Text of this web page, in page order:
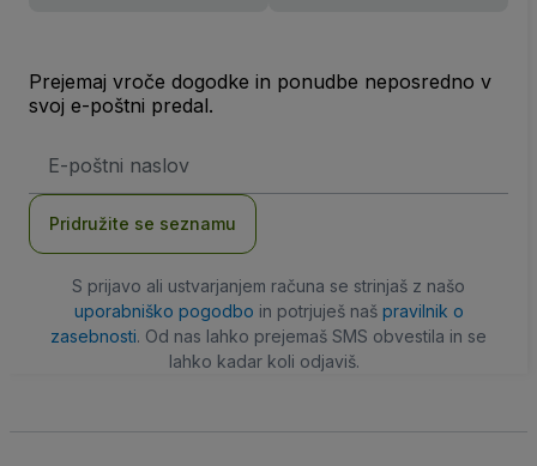
Prejemaj vroče dogodke in ponudbe neposredno v
svoj e-poštni predal.
naslov
Pridružite se seznamu
S prijavo ali ustvarjanjem računa se strinjaš z našo
uporabniško pogodbo in potrjuješ naš pravilnik o
zasebnosti. Od nas lahko prejemaš SMS obvestila in se
lahko kadar koli odjaviš.